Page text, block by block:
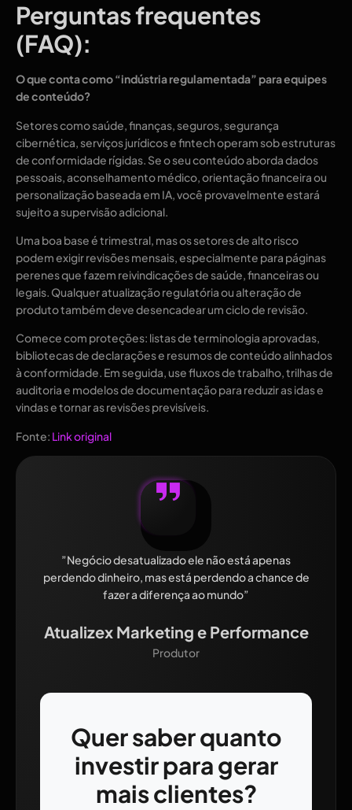
Perguntas frequentes
(FAQ):
O que conta como “indústria regulamentada” para equipes
de conteúdo?
Setores como saúde, finanças, seguros, segurança
cibernética, serviços jurídicos e fintech operam sob estruturas
de conformidade rígidas. Se o seu conteúdo aborda dados
pessoais, aconselhamento médico, orientação financeira ou
personalização baseada em IA, você provavelmente estará
sujeito a supervisão adicional.
Uma boa base é trimestral, mas os setores de alto risco
podem exigir revisões mensais, especialmente para páginas
perenes que fazem reivindicações de saúde, financeiras ou
legais. Qualquer atualização regulatória ou alteração de
produto também deve desencadear um ciclo de revisão.
Comece com proteções: listas de terminologia aprovadas,
bibliotecas de declarações e resumos de conteúdo alinhados
à conformidade. Em seguida, use fluxos de trabalho, trilhas de
auditoria e modelos de documentação para reduzir as idas e
vindas e tornar as revisões previsíveis.
Fonte: Link original
”Negócio desatualizado ele não está apenas
perdendo dinheiro, mas está perdendo a chance de
fazer a diferença ao mundo”
Atualizex Marketing e Performance
Produtor
Quer saber quanto
investir para gerar
mais clientes?